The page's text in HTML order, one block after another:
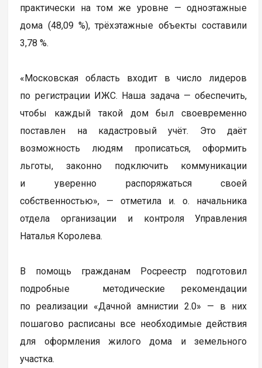
практически на том же уровне — одноэтажные
дома (48,09 %), трёхэтажные объекты составили
3,78 %.
«Московская область входит в число лидеров
по регистрации ИЖС. Наша задача — обеспечить,
чтобы каждый такой дом был своевременно
поставлен на кадастровый учёт. Это даёт
возможность людям прописаться, оформить
льготы, законно подключить коммуникации
и уверенно распоряжаться своей
собственностью», — отметила и. о. начальника
отдела организации и контроля Управления
Наталья Королева.
В помощь гражданам Росреестр подготовил
подробные методические рекомендации
по реализации «Дачной амнистии 2.0» — в них
пошагово расписаны все необходимые действия
для оформления жилого дома и земельного
участка.